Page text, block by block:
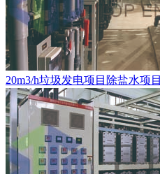
20m3/h垃圾发电项目除盐水项目